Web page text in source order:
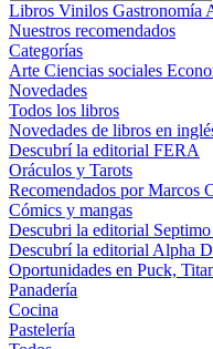
Libros Vinilos Gastronomía
Nuestros recomendados
Categorías
Arte Ciencias sociales
Novedades
Todos los libros
Novedades de libros en
Descubrí la editorial FERA
Oráculos y Tarots
Recomendados por Marcos
Cómics y mangas
Descubri la editorial
Descubrí la editorial Alpha
Oportunidades en Puck,
Panadería
Cocina
Pastelería